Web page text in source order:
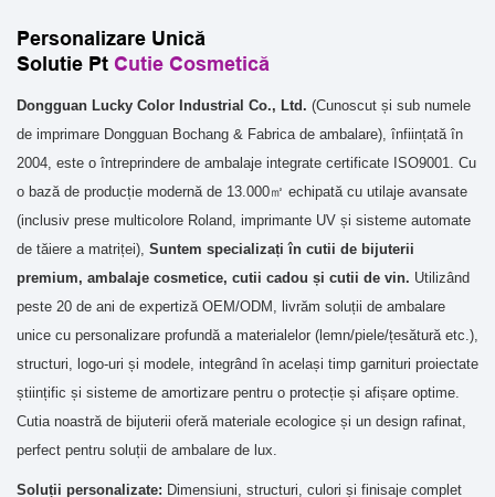
Personalizare Unică
Solutie Pt Cutie Cosmetică
Dongguan Lucky Color Industrial Co., Ltd. (Cunoscut și sub numele
de imprimare Dongguan Bochang & Fabrica de ambalare), înființată în
2004, este o întreprindere de ambalaje integrate certificate ISO9001. Cu
o bază de producție modernă de 13.000㎡ echipată cu utilaje avansate
(inclusiv prese multicolore Roland, imprimante UV și sisteme automate
de tăiere a matriței), Suntem specializați în cutii de bijuterii
premium, ambalaje cosmetice, cutii cadou și cutii de vin. Utilizând
peste 20 de ani de expertiză OEM/ODM, livrăm soluții de ambalare
unice cu personalizare profundă a materialelor (lemn/piele/țesătură etc.),
structuri, logo-uri și modele, integrând în același timp garnituri proiectate
științific și sisteme de amortizare pentru o protecție și afișare optime.
Cutia noastră de bijuterii oferă materiale ecologice și un design rafinat,
perfect pentru soluții de ambalare de lux.
Soluții personalizate: Dimensiuni, structuri, culori și finisaje complet